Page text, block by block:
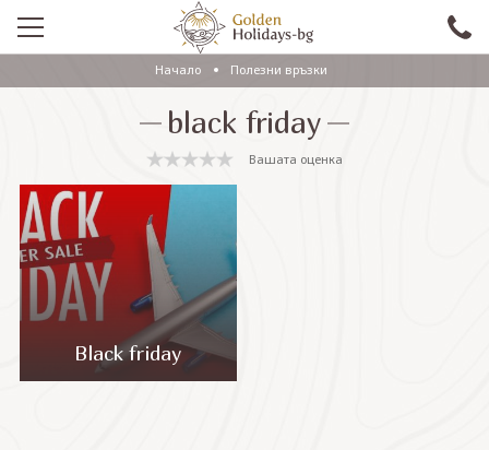
ПРОМО
EКСКУРЗИИ СЪС САМОЛЕТ
САМОЛЕТНИ ПОЧИВКИ
ПОЧИВКИ С АВТОБУС
ПРАЗНИЦИ
ЕКЗОТИКА
Начало Полезни връзки
black friday
Вашата оценка
Black friday